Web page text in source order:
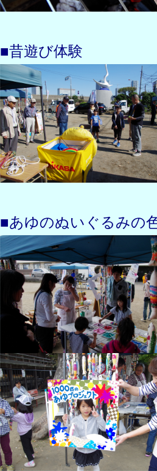
■昔遊び体験
■あゆのぬいぐるみの